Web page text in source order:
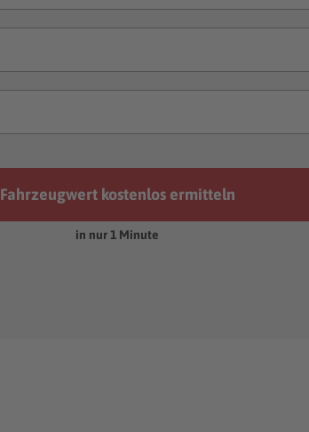
Fahrzeugwert kostenlos ermitteln
in nur 1 Minute